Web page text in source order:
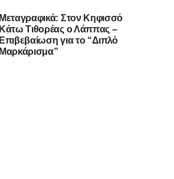
Μεταγραφικά: Στον Κηφισσό
Κάτω Τιθορέας ο Λάππας –
Επιβεβαίωση για το “Διπλό
Μαρκάρισμα”